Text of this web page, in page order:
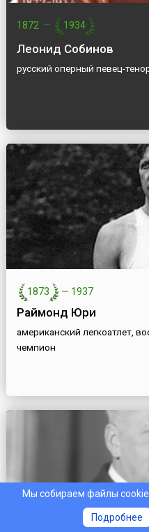
1872 — 1934
Леонид Собинов
русский оперный певец-
1873 — 1937
Раймонд Юри
американский легкоатлет,
чемпион
Мы собираем файлы
Подробнее